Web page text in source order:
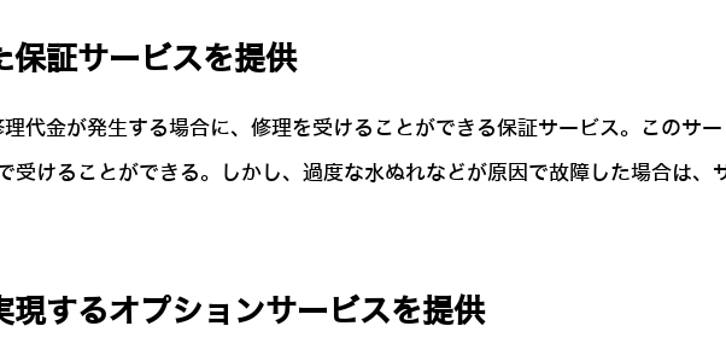
保証サービスを提供
代金が発生する場合に、修理を受けることができる保証サービス。このサ
受けることができる。しかし、過度な水ぬれなどが原因で故障した場合は、
現するオプションサービスを提供